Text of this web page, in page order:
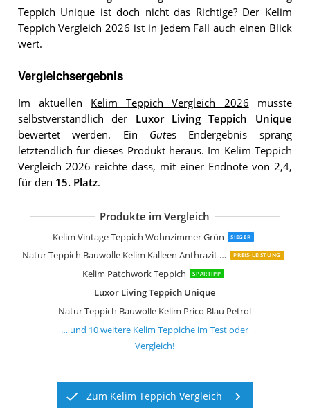
Teppich Unique ist doch nicht das Richtige? Der Kelim
Teppich Vergleich 2026 ist in jedem Fall auch einen Blick
wert.
Vergleichsergebnis
Im aktuellen Kelim Teppich Vergleich 2026 musste
selbstverständlich der Luxor Living Teppich Unique
bewertet werden. Ein Gutes Endergebnis sprang
letztendlich für dieses Produkt heraus. Im Kelim Teppich
Vergleich 2026 reichte dass, mit einer Endnote von 2,4,
für den 15. Platz.
Produkte im Vergleich
Kelim Vintage Teppich Wohnzimmer Grün SIEGER
Natur Teppich Bauwolle Kelim Kalleen Anthrazit in 6 Größen PREIS-LEISTUNG
Kelim Patchwork Teppich SPARTIPP
Luxor Living Teppich Unique
Natur Teppich Bauwolle Kelim Prico Blau Petrol
Natur Teppich Bauwolle Kelim Prico
Navarro Natur Teppich Bauwolle
Kelim Teppich aus Bester Wolle
Pergamon Natur Teppich Kelim
… und 10weitere Kelim Teppiche im Test oder
Vergleich!
Zum Kelim Teppich Vergleich